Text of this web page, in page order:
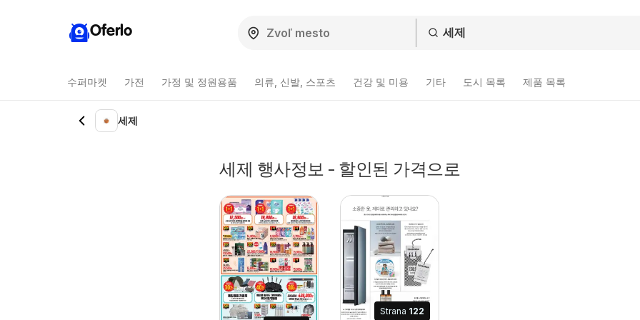
Oferlo
수퍼마켓 가전 가정 및 정원용품 의류, 신발, 스포츠 건강 및 미용 기타 도시 목록 제품 목록
세제
세제 행사정보 - 할인된 가격으로
Strana 122